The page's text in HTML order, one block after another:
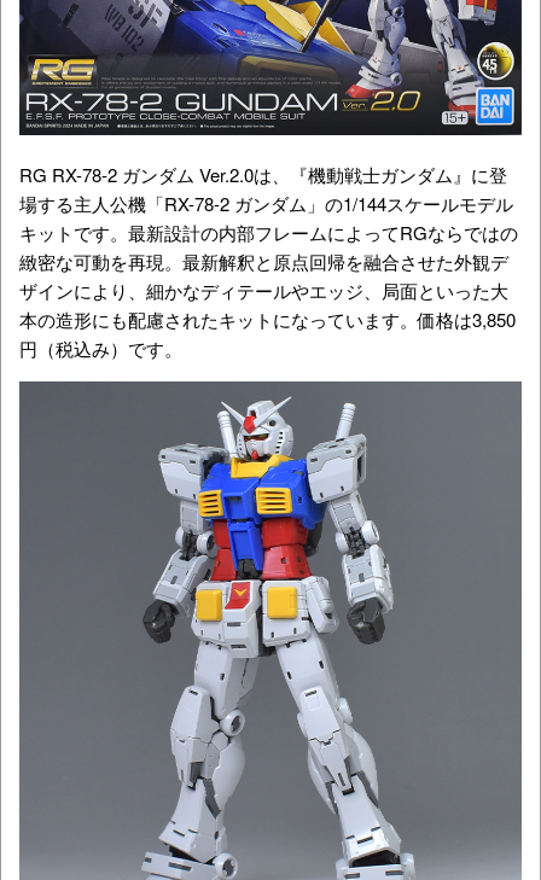
RG RX-78-2 ガンダム Ver.2.0は、『機動戦士ガンダム』に登
場する主人公機「RX-78-2 ガンダム」の1/144スケールモデル
キットです。 最新設計の内部フレームによってRGならではの
緻密な可動を再現。 最新解釈と原点回帰を融合させた外観デ
ザインにより、細かなディテールやエッジ、局面といった大
本の造形にも配慮されたキットになっています。価格は3,850
円 （税込み）です。